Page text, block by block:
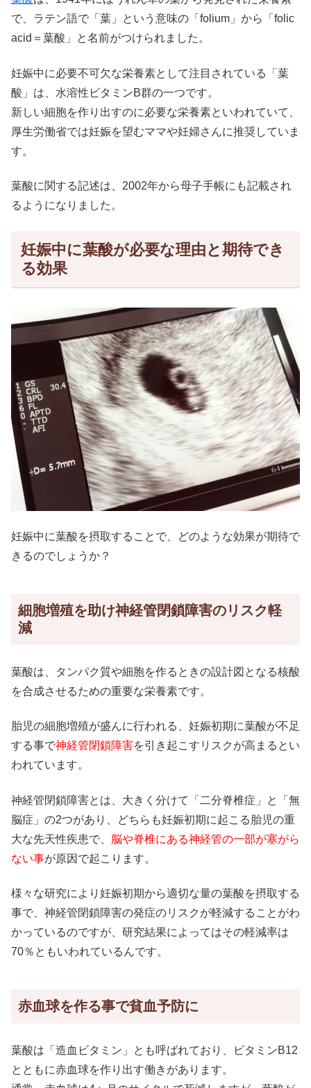
で、ラテン語で「葉」という意味の「folium」から「folic
acid＝葉酸」と名前がつけられました。
妊娠中に必要不可欠な栄養素として注目されている「葉
酸」は、水溶性ビタミンB群の一つです。
新しい細胞を作り出すのに必要な栄養素といわれていて、
厚生労働省では妊娠を望むママや妊婦さんに推奨していま
す。
葉酸に関する記述は、2002年から母子手帳にも記載され
るようになりました。
妊娠中に葉酸が必要な理由と期待でき
る効果
妊娠中に葉酸を摂取することで、どのような効果が期待で
きるのでしょうか？
細胞増殖を助け神経管閉鎖障害のリスク軽
減
葉酸は、タンパク質や細胞を作るときの設計図となる核酸
を合成させるための重要な栄養素です。
胎児の細胞増殖が盛んに行われる、妊娠初期に葉酸が不足
する事で神経管閉鎖障害を引き起こすリスクが高まるとい
われています。
神経管閉鎖障害とは、大きく分けて「二分脊椎症」と「無
脳症」の2つがあり、どちらも妊娠初期に起こる胎児の重
大な先天性疾患で、
脳や脊椎にある神経管の一部が塞がら
ない事が原因で起こります。
様々な研究により妊娠初期から適切な量の葉酸を摂取する
事で、神経管閉鎖障害の発症のリスクが軽減することがわ
かっているのですが、研究結果によってはその軽減率は
70％ともいわれているんです。
赤血球を作る事で貧血予防に
葉酸は「造血ビタミン」とも呼ばれており、ビタミンB12
とともに赤血球を作り出す働きがあります。